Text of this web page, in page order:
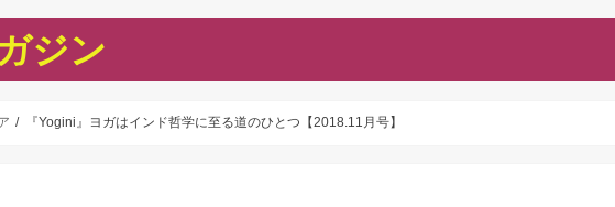
ジン
『Yogini』ヨガはインド哲学に至る道のひとつ【2018.11月号】